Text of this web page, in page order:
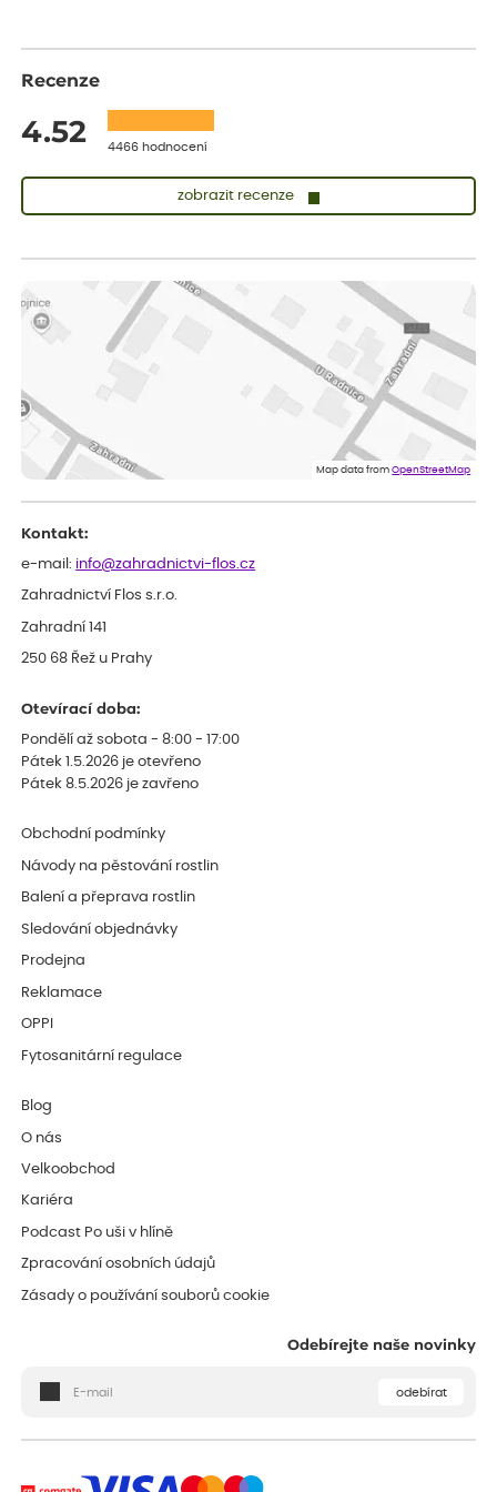
Recenze
4.52 4466 hodnocení
zobrazit recenze
Vše v pořádku, jsem spokojena.
ověřený nákup dnes
Rostlina mi přišla v dobrém stavu, jsem spokojená.
Zuzana
Spokojenost s dodáním kvalitních rostlin
Map data fromOpenStreetMap
Kontakt:
e-mail: info@zahradnictvi-flos.cz
Zahradnictví Flos s.r.o.
Zahradní 141
250 68 Řež u Prahy
Otevírací doba:
Pondělí až sobota - 8:00 - 17:00
Pátek 1.5.2026 je otevřeno
Pátek 8.5.2026 je zavřeno
Obchodní podmínky
Návody na pěstování rostlin
Balení a přeprava rostlin
Sledování objednávky
Prodejna
Reklamace
OPPI
Fytosanitární regulace
Blog
O nás
Velkoobchod
Kariéra
Podcast Po uši v hlíně
Zpracování osobních údajů
Zásady o používání souborů cookie
Odebírejte naše novinky
odebírat